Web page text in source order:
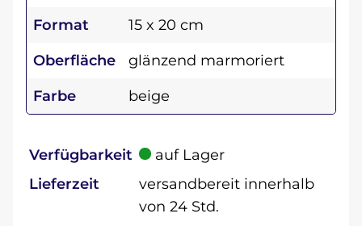
Format
15 x 20 cm
Oberfläche
glänzend marmoriert
Farbe
beige
Verfügbarkeit
auf Lager
Lieferzeit
versandbereit innerhalb
von 24 Std.